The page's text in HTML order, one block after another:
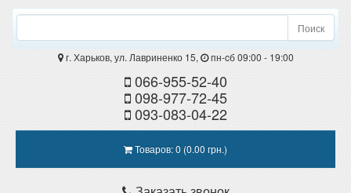
Поиск
г. Харьков, ул. Лавриненко 15, пн-cб 09:00 - 19:00
066-955-52-40
098-977-72-45
093-083-04-22
Товаров: 0 (0.00 грн.)